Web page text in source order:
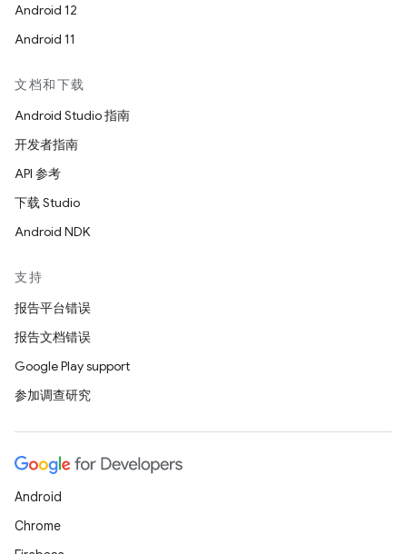
Android 12
Android 11
文档和下载
Android Studio 指南
开发者指南
API 参考
下载 Studio
Android NDK
支持
报告平台错误
报告文档错误
Google Play support
参加调查研究
Android
Chrome